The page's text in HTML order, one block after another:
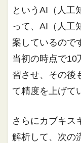
というAI（人工
って、AI（人工
案しているので
当初の時点で10
習させ、その後
て精度を上げて
さらにカブキス
解析して、次の